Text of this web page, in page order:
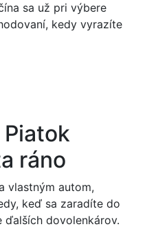
sa už pri výbere
kedy vyrazíte
Piatok
ráno
vlastným autom,
keď sa zaradíte do
dovolenkárov.